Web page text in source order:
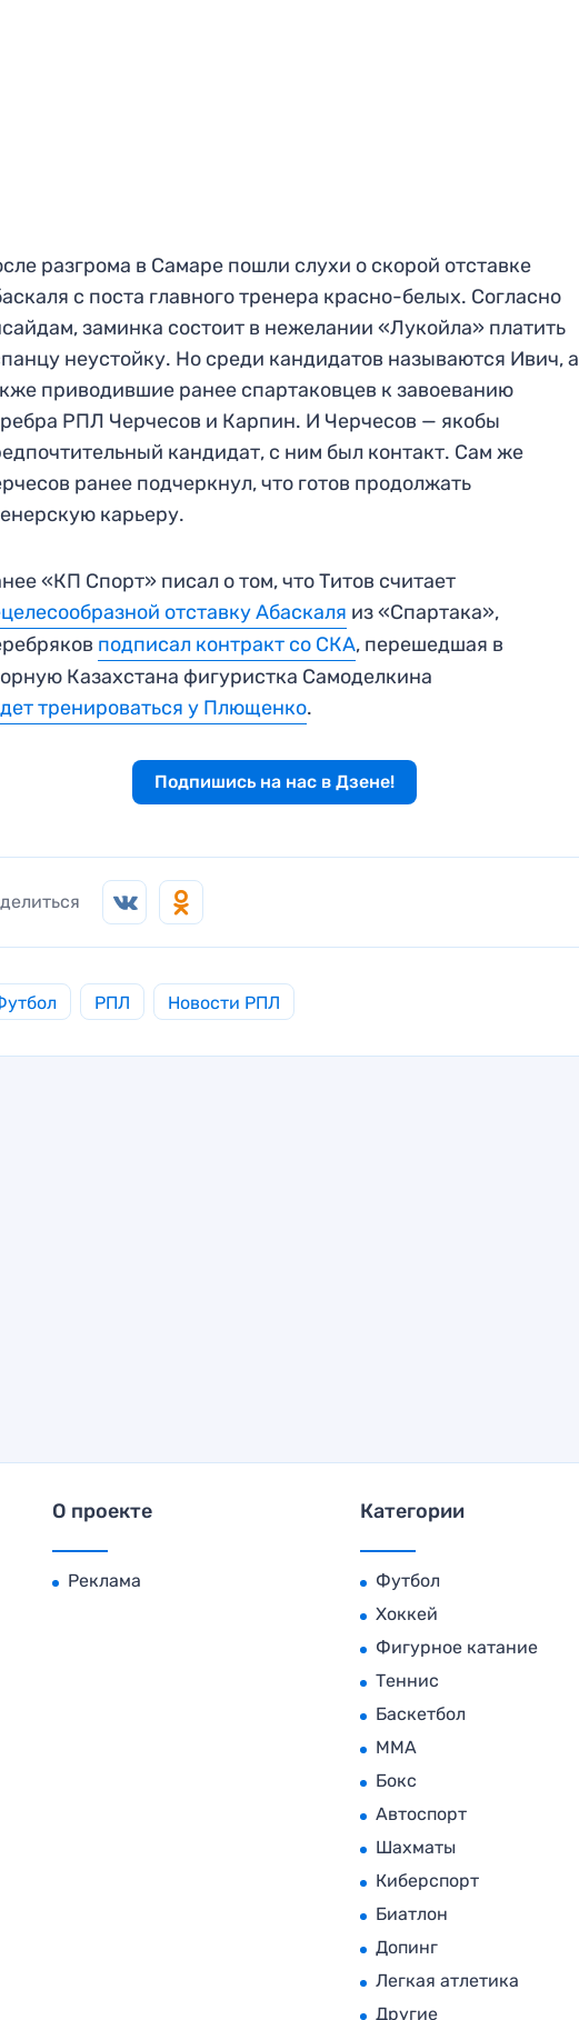
разгрома в Самаре пошли слухи о скорой отставке
с поста главного тренера красно-белых. Согласно
заминка состоит в нежелании «Лукойла» платить
неустойку. Но среди кандидатов называются Ивич, а
приводившие ранее спартаковцев к завоеванию
РПЛ Черчесов и Карпин. И Черчесов — якобы
кандидат, с ним был контакт. Сам же
ранее подчеркнул, что готов продолжать
карьеру.
«КП Спорт» писал о том, что Титов считает
отставку Абаскаля из «Спартака»,
подписал контракт со СКА, перешедшая в
Казахстана фигуристка Самоделкина
тренироваться у Плющенко.
Подпишись на нас в Дзене!
РПЛ Новости РПЛ
О проекте
Реклама
Категории
Футбол
Хоккей
Фигурное катание
Теннис
Баскетбол
MMA
Бокс
Автоспорт
Шахматы
Киберспорт
Биатлон
Допинг
Легкая атлетика
Другие